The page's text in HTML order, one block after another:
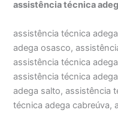
assistência técnica
assistência técnica
adega osasco,
assistência técnica
assistência técnica
adega salto, assistência
técnica adega cabreúva,